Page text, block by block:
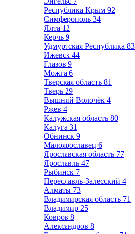
Республика Крым 92
Симферополь 34
Ялта 12
Керчь 9
Удмуртская Республика 83
Ижевск 44
Глазов 9
Можга 6
Тверская область 81
Тверь 29
Вышний Волочёк 4
Ржев 4
Калужская область 80
Калуга 31
Обнинск 9
Малоярославец 6
Ярославская область 77
Ярославль 47
Рыбинск 7
Переславль-Залесский 4
Алматы 73
Владимирская область 71
Владимир 25
Ковров 8
Александров 8